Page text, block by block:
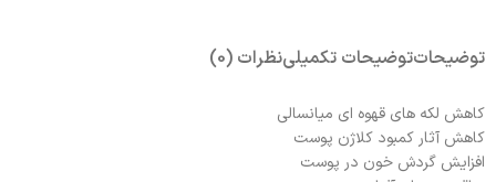
توضیحاتتوضیحات تکمیلینظرات (0)
کاهش لکه های قهوه ای میانسالی
کاهش آثار کمبود کلاژن پوست
افزایش گردش خون در پوست